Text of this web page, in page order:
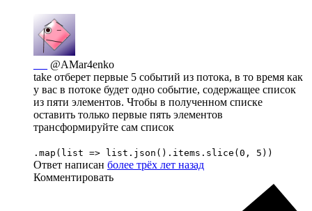
@AMar4enko
take отберет первые 5 событий из потока, в то время как
у вас в потоке будет одно событие, содержащее список
из пяти элементов. Чтобы в полученном списке
оставить только первые пять элементов
трансформируйте сам список
.map(list => list.json().items.slice(0, 5))
Ответ написан более трёх лет назад
Комментировать